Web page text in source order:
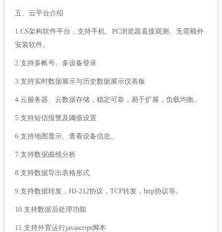
五、云平台介绍
1.CS架构软件平台，支持手机、PC浏览器直接观测、无需额外
安装软件。
2.支持多帐号、多设备登录
3.支持实时数据展示与历史数据展示仪表板
4.云服务器、云数据存储，稳定可靠，易于扩展，负载均衡。
5.支持短信报警及阈值设置
6.支持地图显示、查看设备信息。
7.支持数据曲线分析
8.支持数据导出表格形式
9.支持数据转发，HJ-212协议，TCP转发，http协议等。
10.支持数据后处理功能
11.支持外置运行javascript脚本